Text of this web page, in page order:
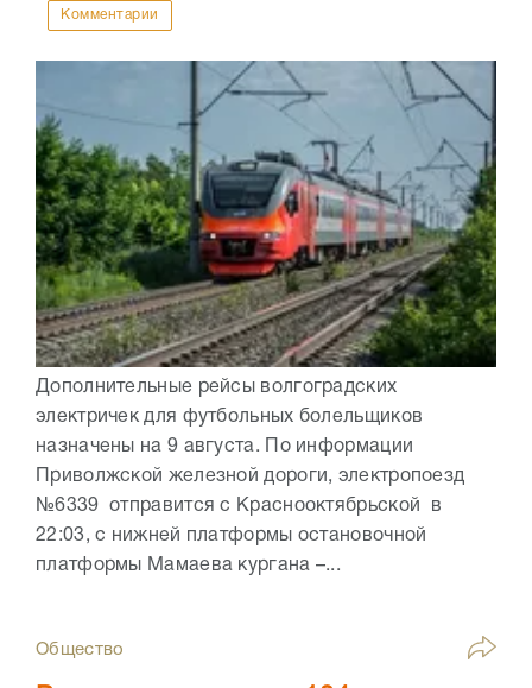
Комментарии
Дополнительные рейсы волгоградских
электричек для футбольных болельщиков
назначены на 9 августа. По информации
Приволжской железной дороги, электропоезд
№6339 отправится с Краснооктябрьской в
22:03, с нижней платформы остановочной
платформы Мамаева кургана –...
Общество